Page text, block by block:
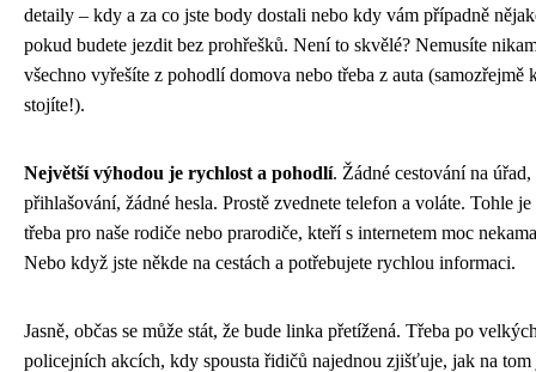
detaily – kdy a za co jste body dostali nebo kdy vám případně
pokud budete jezdit bez prohřešků. Není to skvělé? Nemusíte
všechno vyřešíte z pohodlí domova nebo třeba z auta (samozřejmě
stojíte!).
Největší výhodou je rychlost a pohodlí. Žádné cestování na úřad,
přihlašování, žádné hesla. Prostě zvednete telefon a voláte. Tohle
třeba pro naše rodiče nebo prarodiče, kteří s internetem moc
Nebo když jste někde na cestách a potřebujete rychlou informaci.
Jasně, občas se může stát, že bude linka přetížená. Třeba po
policejních akcích, kdy spousta řidičů najednou zjišťuje, jak na